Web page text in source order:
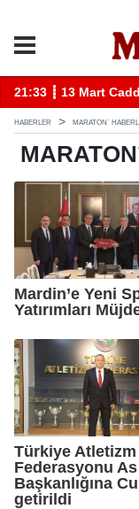
21:33 ┋ 13 Mart
HABERLER MARATON´
Mardin’e Yeni
Yatırımları
Türkiye Atletizm
Federasyonu As
Başkanlığına
getirildi